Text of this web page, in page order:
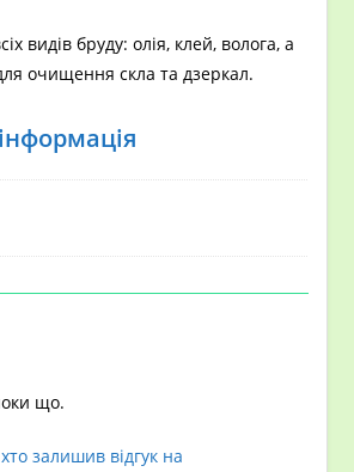
видів бруду: олія, клей, волога, а
очищення скла та дзеркал.
що.
залишив відгук на